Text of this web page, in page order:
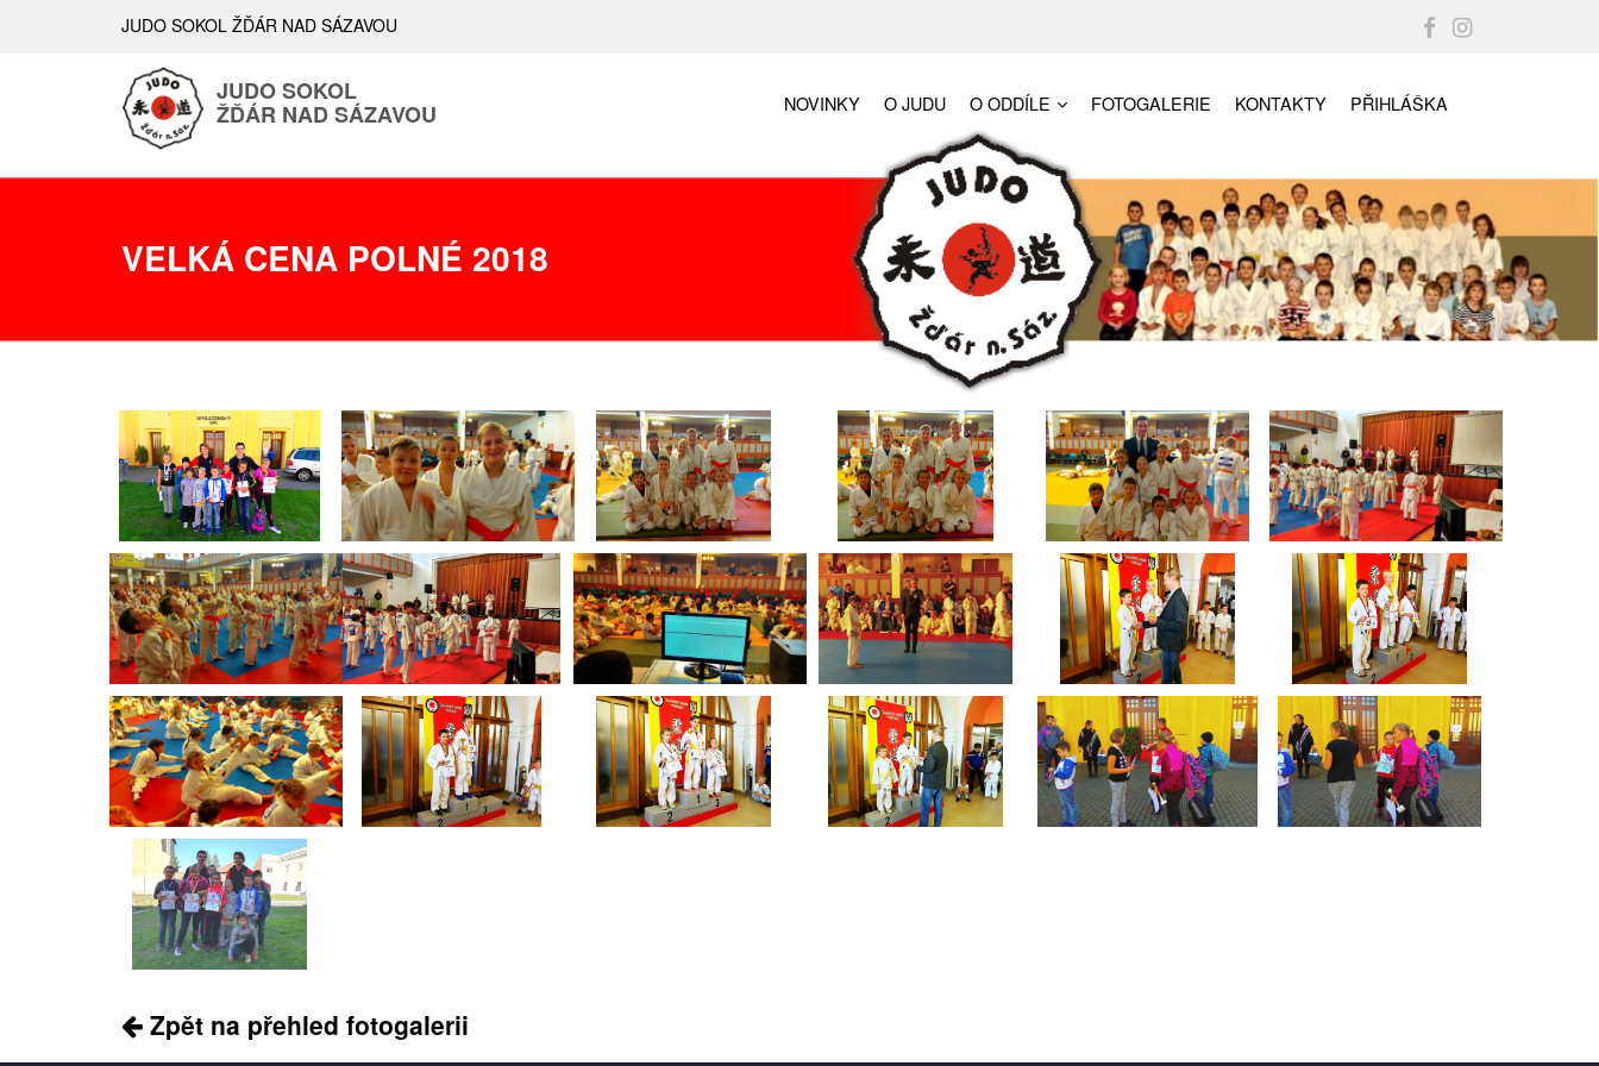
JUDO SOKOL ŽĎÁR NAD SÁZAVOU
JUDO SOKOL
ŽĎÁR NAD SÁZAVOU NOVINKY O JUDU O ODDÍLE FOTOGALERIE KONTAKTY PŘIHLÁŠKA
VELKÁ CENA POLNÉ 2018
Zpět na přehled fotogalerii